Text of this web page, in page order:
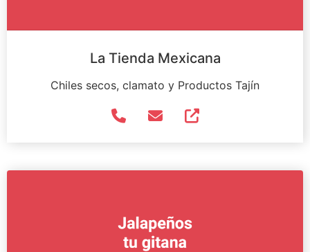
La Tienda Mexicana
Chiles secos, clamato y Productos Tajín